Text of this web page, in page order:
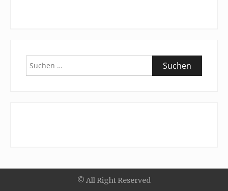
Suchen
nach:
© All Right Reserved